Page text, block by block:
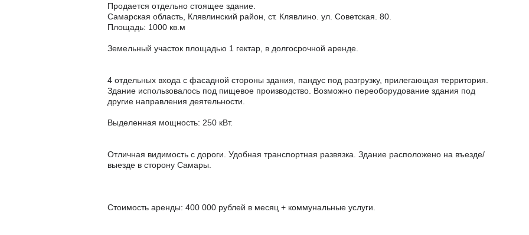
Продается отдельно стоящее здание.
Самарская область, Клявлинский район, ст. Клявлино. ул. Советская. 80.
Площадь: 1000 кв.м
Земельный участок площадью 1 гектар, в долгосрочной аренде.
4 отдельных входа с фасадной стороны здания, пандус под разгрузку, прилегающая территория.
Здание использовалось под пищевое производство. Возможно переоборудование здания под
другие направления деятельности.
Выделенная мощность: 250 кВт.
Отличная видимость с дороги. Удобная транспортная развязка. Здание расположено на въезде/
выезде в сторону Самары.
Стоимость аренды: 400 000 рублей в месяц + коммунальные услуги.